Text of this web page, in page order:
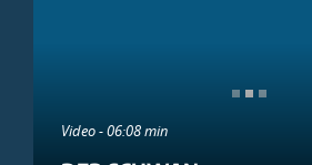
Video - 06:08 min